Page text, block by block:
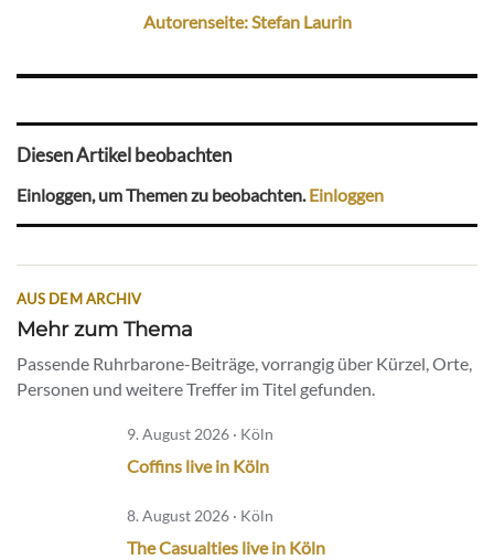
Autorenseite: Stefan Laurin
Diesen Artikel beobachten
Einloggen, um Themen zu beobachten. Einloggen
AUS DEM ARCHIV
Mehr zum Thema
Passende Ruhrbarone-Beiträge, vorrangig über Kürzel, Orte,
Personen und weitere Treffer im Titel gefunden.
9. August 2026 · Köln
Coffins live in Köln
8. August 2026 · Köln
The Casualties live in Köln